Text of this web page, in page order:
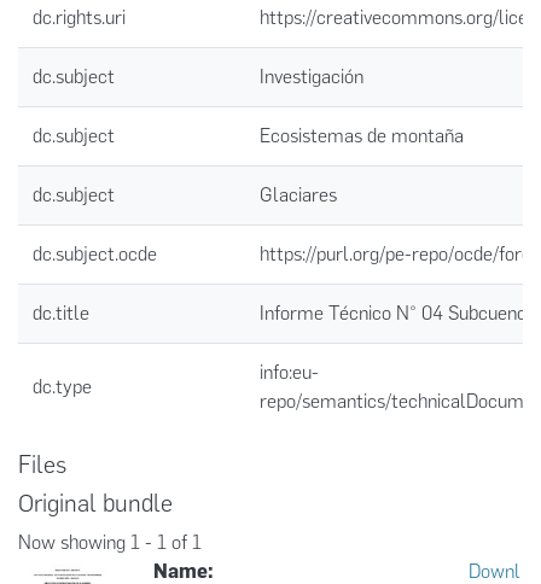
dc.rights.uri https://creativecommons.org/
dc.subject Investigación
dc.subject Ecosistemas de montaña
dc.subject Glaciares
dc.subject.ocde https://purl.org/pe-repo/ocde/
dc.title Informe Técnico N° 04
dc.type
info:eu-
repo/semantics/
Files
Original bundle
Now showing 1 - 1 of 1
Name:
Downl